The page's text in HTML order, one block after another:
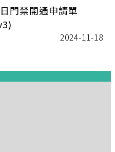
門禁開通申請單
2024-11-18